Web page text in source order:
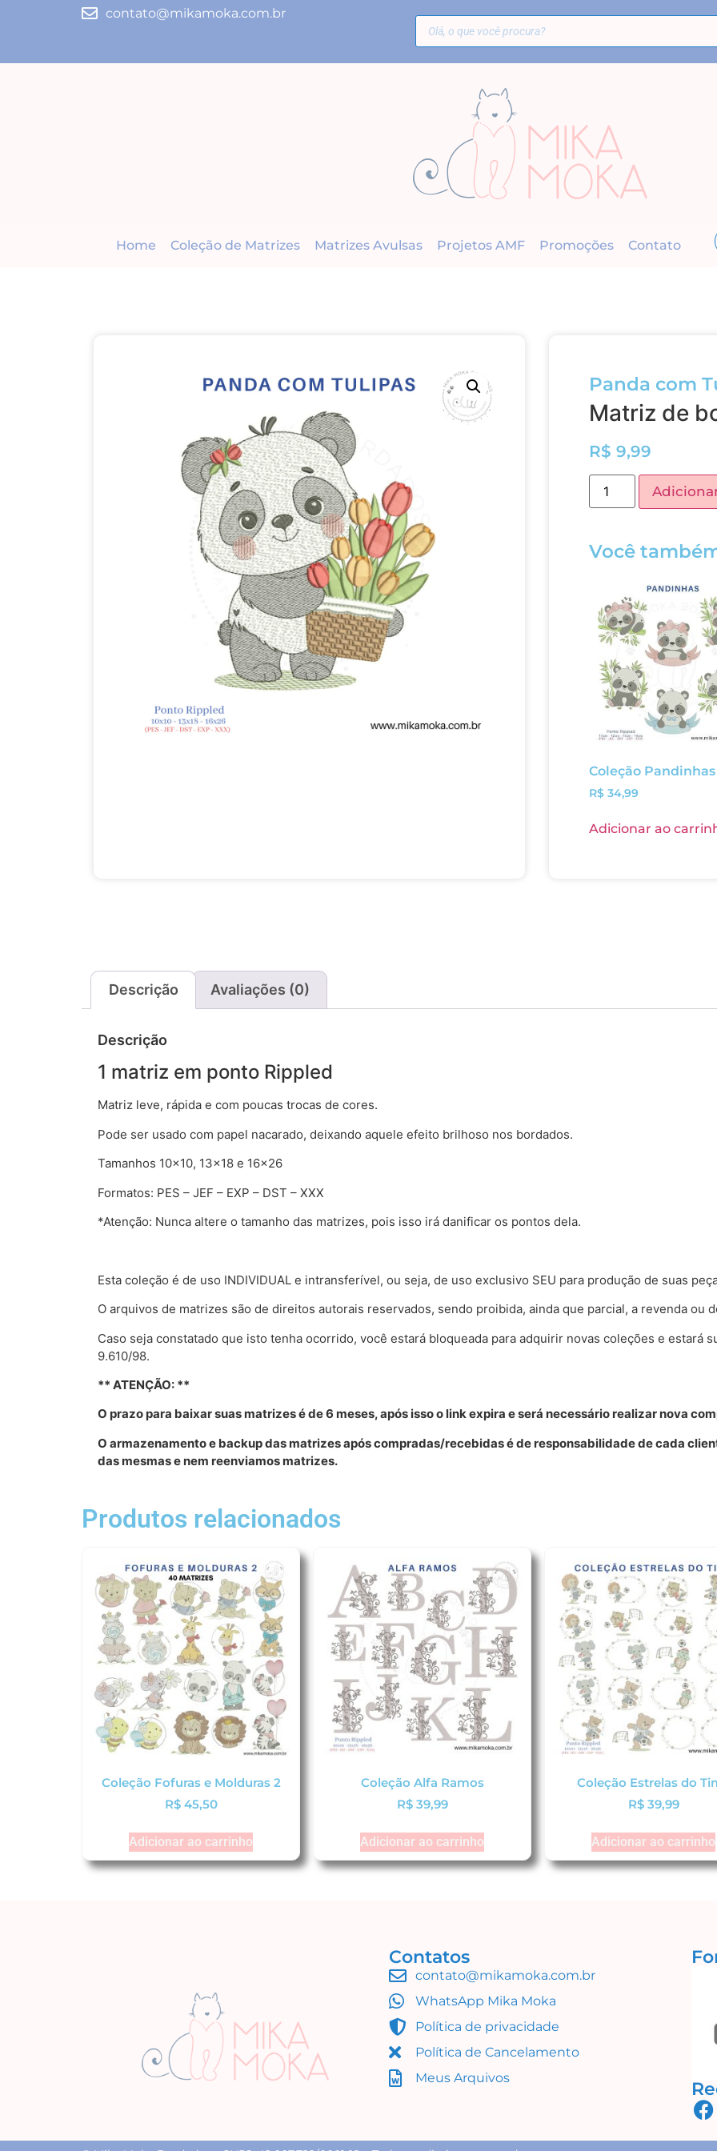
contato@mikamoka.com.br
Home Coleção de Matrizes Matrizes Avulsas Projetos AMF Promoções Contato
Panda com
Matriz de
R$ 9,99
Você
Coleção Pandinhas
R$34,99
Adicionar ao
Descrição Avaliações (0)
Descrição
1 matriz em ponto Rippled
Matriz leve, rápida e com poucas trocas de cores.
Pode ser usado com papel nacarado, deixando aquele efeito brilhoso nos bordados.
Tamanhos 10×10, 13×18 e 16×26
Formatos: PES – JEF – EXP – DST – XXX
*Atenção: Nunca altere o tamanho das matrizes, pois isso irá danificar os pontos dela.
Esta coleção é de uso INDIVIDUAL e intransferível, ou seja, de uso exclusivo SEU para produção de suas
O arquivos de matrizes são de direitos autorais reservados, sendo proibida, ainda que parcial, a revenda ou
Caso seja constatado que isto tenha ocorrido, você estará bloqueada para adquirir novas coleções e estará
9.610/98.
** ATENÇÃO: **
O prazo para baixar suas matrizes é de 6 meses, após isso o link expira e será necessário realizar nova
O armazenamento e backup das matrizes após compradas/recebidas é de responsabilidade de cada
das mesmas e nem reenviamos matrizes.
Produtos relacionados
Coleção Fofuras e Molduras 2
R$45,50
Adicionar ao carrinho
Coleção Alfa Ramos
R$39,99
Adicionar ao carrinho
Coleção Estrelas do
R$39,99
Adicionar ao carrinho
Contatos
contato@mikamoka.com.br
WhatsApp Mika Moka
Política de privacidade
Política de Cancelamento
Meus Arquivos